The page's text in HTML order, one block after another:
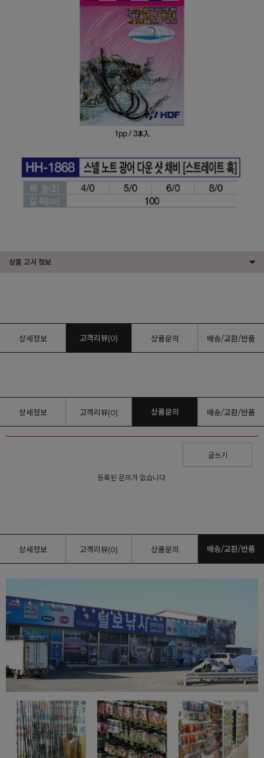
상품 고시 정보
상세정보 고객리뷰(0) 상품문의 배송/교환/반품
상세정보 고객리뷰(0) 상품문의 배송/교환/반품
글쓰기
등록된 문의가 없습니다.
상세정보 고객리뷰(0) 상품문의 배송/교환/반품